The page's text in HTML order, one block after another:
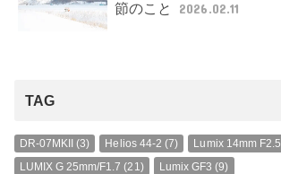
節のこと
2026.02.11
TAG
DR-07MKII (3) Helios 44-2 (7) Lumix 14mm F2.5
LUMIX G 25mm/F1.7 (21) Lumix GF3 (9)